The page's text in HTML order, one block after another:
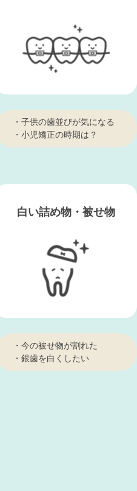
・子供の歯並びが気になる
・小児矯正の時期は？
白い詰め物・ 被せ物
・今の被せ物が割れた
・銀歯を白くしたい